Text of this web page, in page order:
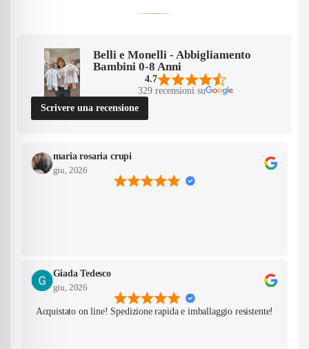
Belli e Monelli - Abbigliamento
Bambini 0-8 Anni
4.7
329 recensioni su
Scrivere una recensione
maria rosaria crupi
giu, 2026
Giada Tedesco
giu, 2026
Acquistato on line! Spedizione rapida e imballaggio resistente!